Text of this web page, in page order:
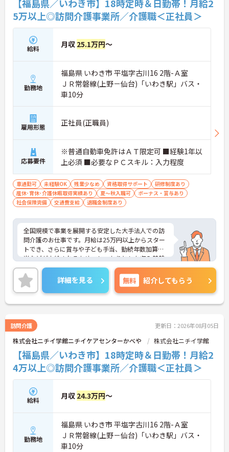
★おすすめPOINT★
・生活支援員からスタートし、サービス管理責任者
やエリアマネージャーへと続く明確なステップアッ
プの道筋が用意されています。急成長中の企業であ
るためポストも豊富にあり、専門性を高めながらマ
ネジメント職への挑戦も視野に入れていただけま
・年間休日114日、残業月平均10時間程度という就
業環境に加え、産前産後休暇や育児休暇制度がしっ
かりと整備されています。オンとオフの切り替えを
明確にし、心身ともに充実した状態で長くご活躍い
ただけます。
・グループホーム一棟あたりの入居者様20名定員を
常時2～4名のスタッフで支援、国基準を上回る人員
追われることなくご利用者様のペースに合わせたサ
ポートが可能です。施設も専用設計で働きやすく、
ご自身の理想とする福祉を実践できる環境が整って
います。
【福島県／いわき市】18時定時＆日勤帯！月給2
5万以上◎訪問介護事業所／介護職＜正社員＞
給料 月収 25.1万円～
勤務地
福島県 いわき市 平塩字古川16 2階-Ａ室
ＪＲ常磐線(上野－仙台)「いわき駅」バス・
車10分
雇用形態 正社員(正職員)
応募要件
※普通自動車免許はＡＴ限定可 ■経験1年以
上必須 ■必要なＰＣスキル：入力程度
車通勤可 未経験OK 残業少なめ 資格取得サポート
研修制度あり
産休･育休･介護休暇取得実績あり
夏～秋入職可
ボーナス・賞与あり
社会保険完備
交通費支給 退職金制度あり
全国規模で事業を展開する安定した大手法人での訪
問介護のお仕事です。月給は25万円以上からスター
トでき、さらに賞与や子ども手当、勤続年数加算手
当などが支給されるため、しっかりとした収入基盤
を築くことができます。月平均の残業時間は10時間
程度と少なく、プライベートの時間を大切にしなが
ら無理なく働ける環境が整っています。就業前後の
キャリアアップ制度が充実していることに加え、最
大85歳までの再雇用制度があるため、長期的な視点
マークを取得するなど、働き方改革にも積極的に取
り組んでおり、多様なライフスタイルに合わせた柔
軟な働き方が実現できる職場です。
★おすすめPOINT★
【手厚い待遇で安定した収入アップが期待できま
す】
・介護福祉士の資格手当や勤続年数加算手当がある
ため、長く働くほど給与に反映される仕組みです
・賞与の支給実績があり、子ども手当や時間帯別加
算手当も充実していることで、安心して生活基盤を
【ライフステージに合わせて長期的に働き続けられ
詳細を見る 無料 紹介してもらう
訪問介護 更新日：2026年08月05日
株式会社ニチイ学館ニチイケアセンターかべや 株式会社ニチイ学館
【福島県／いわき市】18時定時＆日勤帯！月給2
4万以上◎訪問介護事業所／介護職＜正社員＞
給料 月収 24.3万円～
勤務地
福島県 いわき市 平塩字古川16 2階-Ａ室
ＪＲ常磐線(上野－仙台)「いわき駅」バス・
車10分